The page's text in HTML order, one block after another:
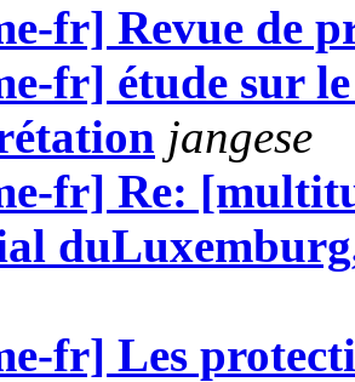
fr] Revue de
fr] étude sur
jangese
fr] Re:
fr] Les